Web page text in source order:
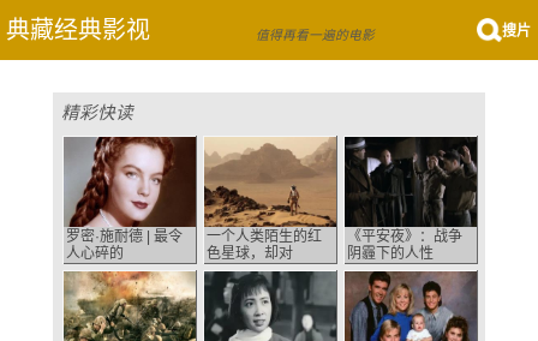
典藏经典影视 值得再看一遍的电影 搜片
精彩快读
罗密·施耐德 | 最令
人心碎的
一个人类陌生的红
色星球，却对
《平安夜》：战争
阴霾下的人性